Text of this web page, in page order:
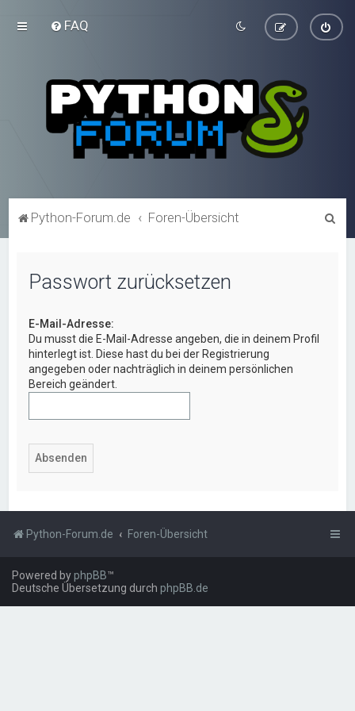
FAQ
Python-Forum.de Foren-Übersicht
Passwort zurücksetzen
E-Mail-Adresse:
Du musst die E-Mail-Adresse angeben, die in deinem Profil
hinterlegt ist. Diese hast du bei der Registrierung
angegeben oder nachträglich in deinem persönlichen
Bereich geändert.
Python-Forum.de Foren-Übersicht
Powered byphpBB™
Deutsche Übersetzung durch phpBB.de